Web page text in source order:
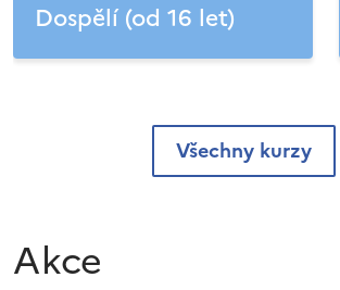
Dospělí (od 16 let)
Všechny kurzy
Akce